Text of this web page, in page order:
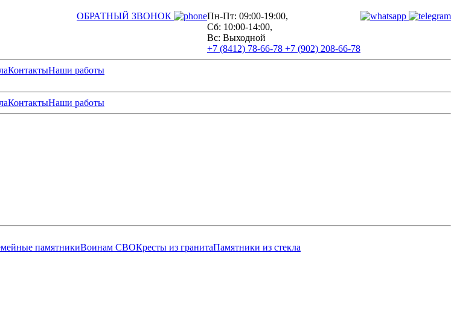
ОБРАТНЫЙ ЗВОНОК
Пн-Пт: 09:00-19:00,
Сб: 10:00-14:00,
Вс: Выходной
+7 (8412) 78-66-78 +7 (902) 208-66-78
КонтактыНаши работы
КонтактыНаши работы
памятникиВоинам СВОКресты из гранитаПамятники из стекла